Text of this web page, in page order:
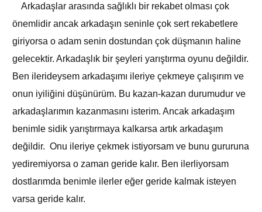
Arkadaşlar arasında sağlıklı bir rekabet olması çok
önemlidir ancak arkadaşın seninle çok sert rekabetlere
giriyorsa o adam senin dostundan çok düşmanın haline
gelecektir. Arkadaşlık bir şeyleri yarıştırma oyunu değildir.
Ben ilerideysem arkadaşımı ileriye çekmeye çalışırım ve
onun iyiliğini düşünürüm. Bu kazan-kazan durumudur ve
arkadaşlarımın kazanmasını isterim. Ancak arkadaşım
benimle sidik yarıştırmaya kalkarsa artık arkadaşım
değildir. Onu ileriye çekmek istiyorsam ve bunu gururuna
yediremiyorsa o zaman geride kalır. Ben ilerliyorsam
dostlarımda benimle ilerler eğer geride kalmak isteyen
varsa geride kalır.